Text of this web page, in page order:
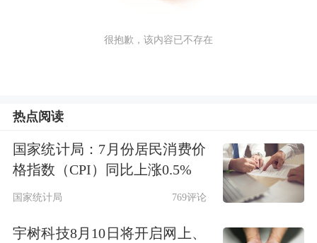
很抱歉，该内容已不存在
热点阅读
国家统计局：7月份居民消费价
格指数（CPI）同比上涨0.5%
国家统计局 769评论
宇树科技8月10日将开启网上、